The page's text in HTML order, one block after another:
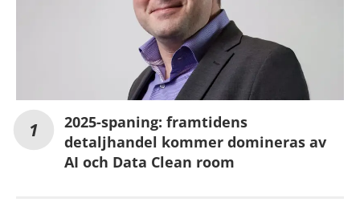
2025-spaning: framtidens
detaljhandel kommer domineras av
AI och Data Clean room